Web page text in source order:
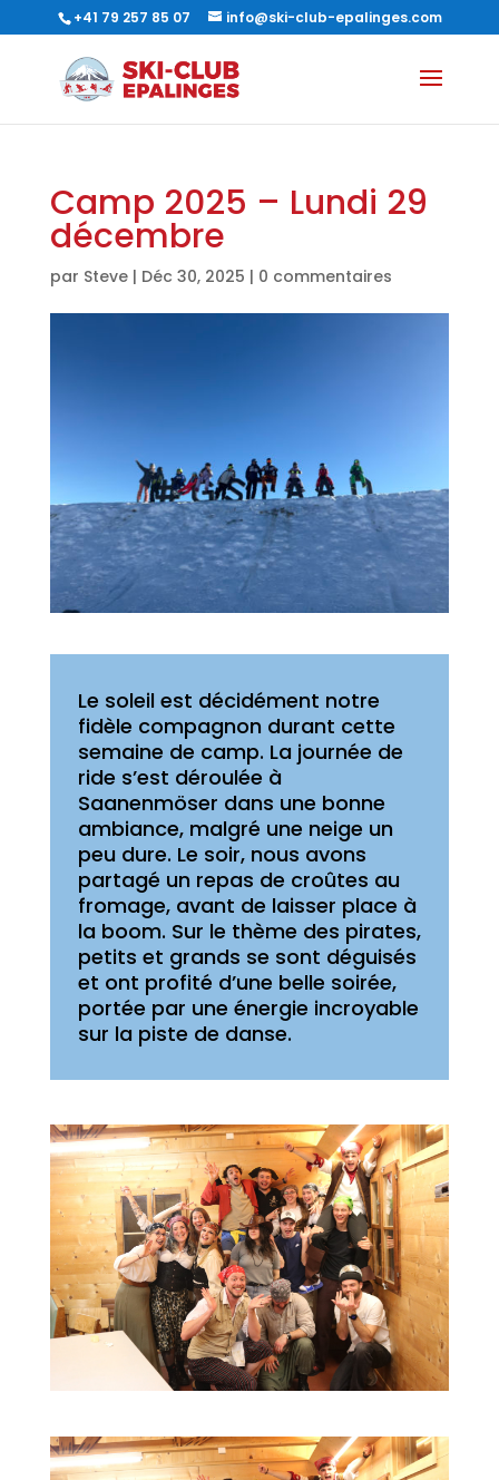
+41 79 257 85 07 info@ski-club-epalinges.com
Camp 2025 – Lundi 29
décembre
par Steve| Déc 30, 2025 | 0 commentaires
Le soleil est décidément notre
fidèle compagnon durant cette
semaine de camp. La journée de
ride s’est déroulée à
Saanenmöser dans une bonne
ambiance, malgré une neige un
peu dure. Le soir, nous avons
partagé un repas de croûtes au
fromage, avant de laisser place à
la boom. Sur le thème des pirates,
petits et grands se sont déguisés
et ont profité d’une belle soirée,
portée par une énergie incroyable
sur la piste de danse.